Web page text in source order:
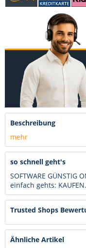
Beschreibung
mehr
so schnell geht's
SOFTWARE GÜNSTIG
einfach gehts:
Trusted Shops
Ähnliche Artikel